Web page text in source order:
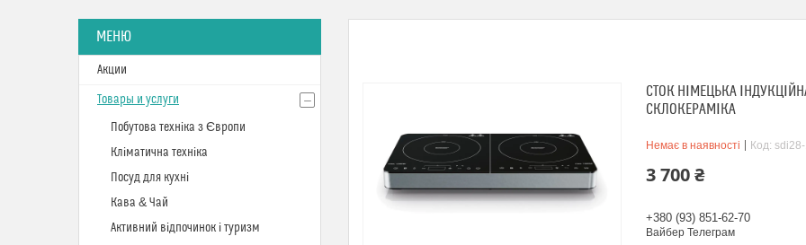
СТОК НІМЕЦЬКА
СКЛОКЕРАМІКА
Немає в наявності Код:
3 700 ₴
+380 (93) 851-62-70
Вайбер Телеграм
Акции
Товары и услуги
Побутова техніка з Європи
Кліматична техніка
Посуд для кухні
Кава & Чай
Активний відпочинок і туризм